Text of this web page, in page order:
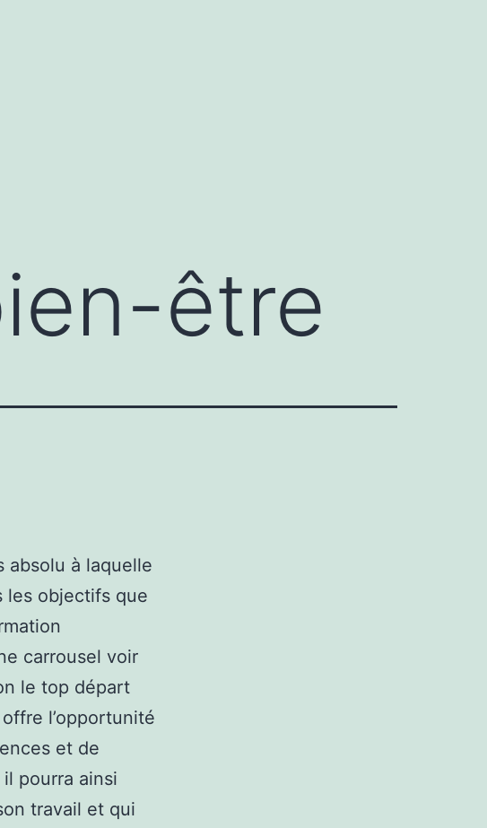
être
à laquelle
les objectifs que
carrousel voir
le top départ
l’opportunité
et de
pourra ainsi
travail et qui